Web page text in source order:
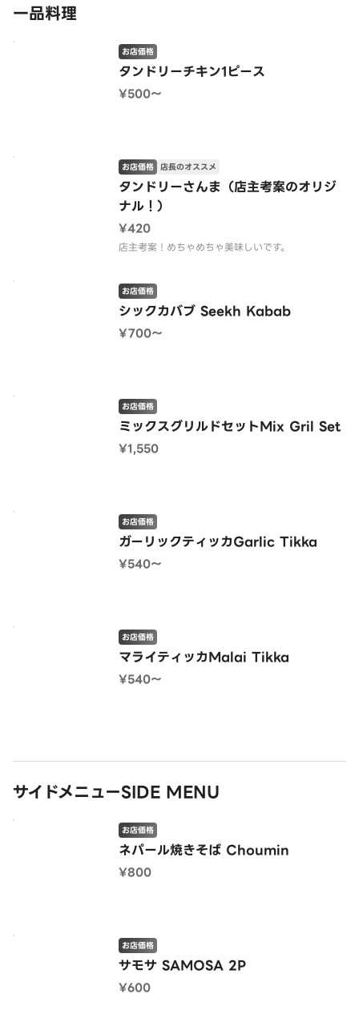
一品料理
タンドリーチキン1ピース
お店価格
¥500〜
タンドリーさんま（店主考案のオリジ
ナル！）
お店価格 店長のオススメ
¥420
店主考案！めちゃめちゃ美味しいです。
シックカバブ Seekh Kabab
お店価格
¥700〜
ミックスグリルドセットMix Gril Set
お店価格
¥1,550
ガーリックティッカGarlic Tikka
お店価格
¥540〜
マライティッカMalai Tikka
お店価格
¥540〜
サイドメニューSIDE MENU
ネパール焼きそば Choumin
お店価格
¥800
サモサ SAMOSA 2P
お店価格
¥600